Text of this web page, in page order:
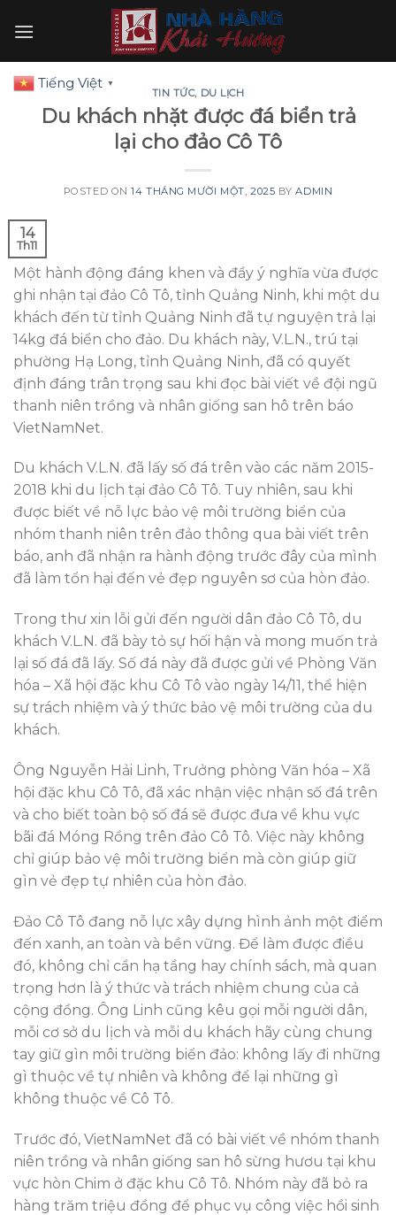
TIN TỨC, DU LỊCH
Du khách nhặt được đá biển trả
lại cho đảo Cô Tô
POSTED ON14 THÁNG MƯỜI MỘT, 2025 BYADMIN
14
Th11
Một hành động đáng khen và đầy ý nghĩa vừa được
ghi nhận tại đảo Cô Tô, tỉnh Quảng Ninh, khi một du
khách đến từ tỉnh Quảng Ninh đã tự nguyện trả lại
14kg đá biển cho đảo. Du khách này, V.L.N., trú tại
phường Hạ Long, tỉnh Quảng Ninh, đã có quyết
định đáng trân trọng sau khi đọc bài viết về đội ngũ
thanh niên trồng và nhân giống san hô trên báo
VietNamNet.
Du khách V.L.N. đã lấy số đá trên vào các năm 2015-
2018 khi du lịch tại đảo Cô Tô. Tuy nhiên, sau khi
được biết về nỗ lực bảo vệ môi trường biển của
nhóm thanh niên trên đảo thông qua bài viết trên
báo, anh đã nhận ra hành động trước đây của mình
đã làm tổn hại đến vẻ đẹp nguyên sơ của hòn đảo.
Trong thư xin lỗi gửi đến người dân đảo Cô Tô, du
khách V.L.N. đã bày tỏ sự hối hận và mong muốn trả
lại số đá đã lấy. Số đá này đã được gửi về Phòng Văn
hóa – Xã hội đặc khu Cô Tô vào ngày 14/11, thể hiện
sự trách nhiệm và ý thức bảo vệ môi trường của du
khách.
Ông Nguyễn Hải Linh, Trưởng phòng Văn hóa – Xã
hội đặc khu Cô Tô, đã xác nhận việc nhận số đá trên
và cho biết toàn bộ số đá sẽ được đưa về khu vực
bãi đá Móng Rồng trên đảo Cô Tô. Việc này không
chỉ giúp bảo vệ môi trường biển mà còn giúp giữ
gìn vẻ đẹp tự nhiên của hòn đảo.
Đảo Cô Tô đang nỗ lực xây dựng hình ảnh một điểm
đến xanh, an toàn và bền vững. Để làm được điều
đó, không chỉ cần hạ tầng hay chính sách, mà quan
trọng hơn là ý thức và trách nhiệm chung của cả
cộng đồng. Ông Linh cũng kêu gọi mỗi người dân,
mỗi cơ sở du lịch và mỗi du khách hãy cùng chung
tay giữ gìn môi trường biển đảo: không lấy đi những
gì thuộc về tự nhiên và không để lại những gì
không thuộc về Cô Tô.
Trước đó, VietNamNet đã có bài viết về nhóm thanh
niên trồng và nhân giống san hô sừng hươu tại khu
vực hòn Chim ở đặc khu Cô Tô. Nhóm này đã bỏ ra
hàng trăm triệu đồng để phục vụ công việc hồi sinh
Tiếng Việt ▼